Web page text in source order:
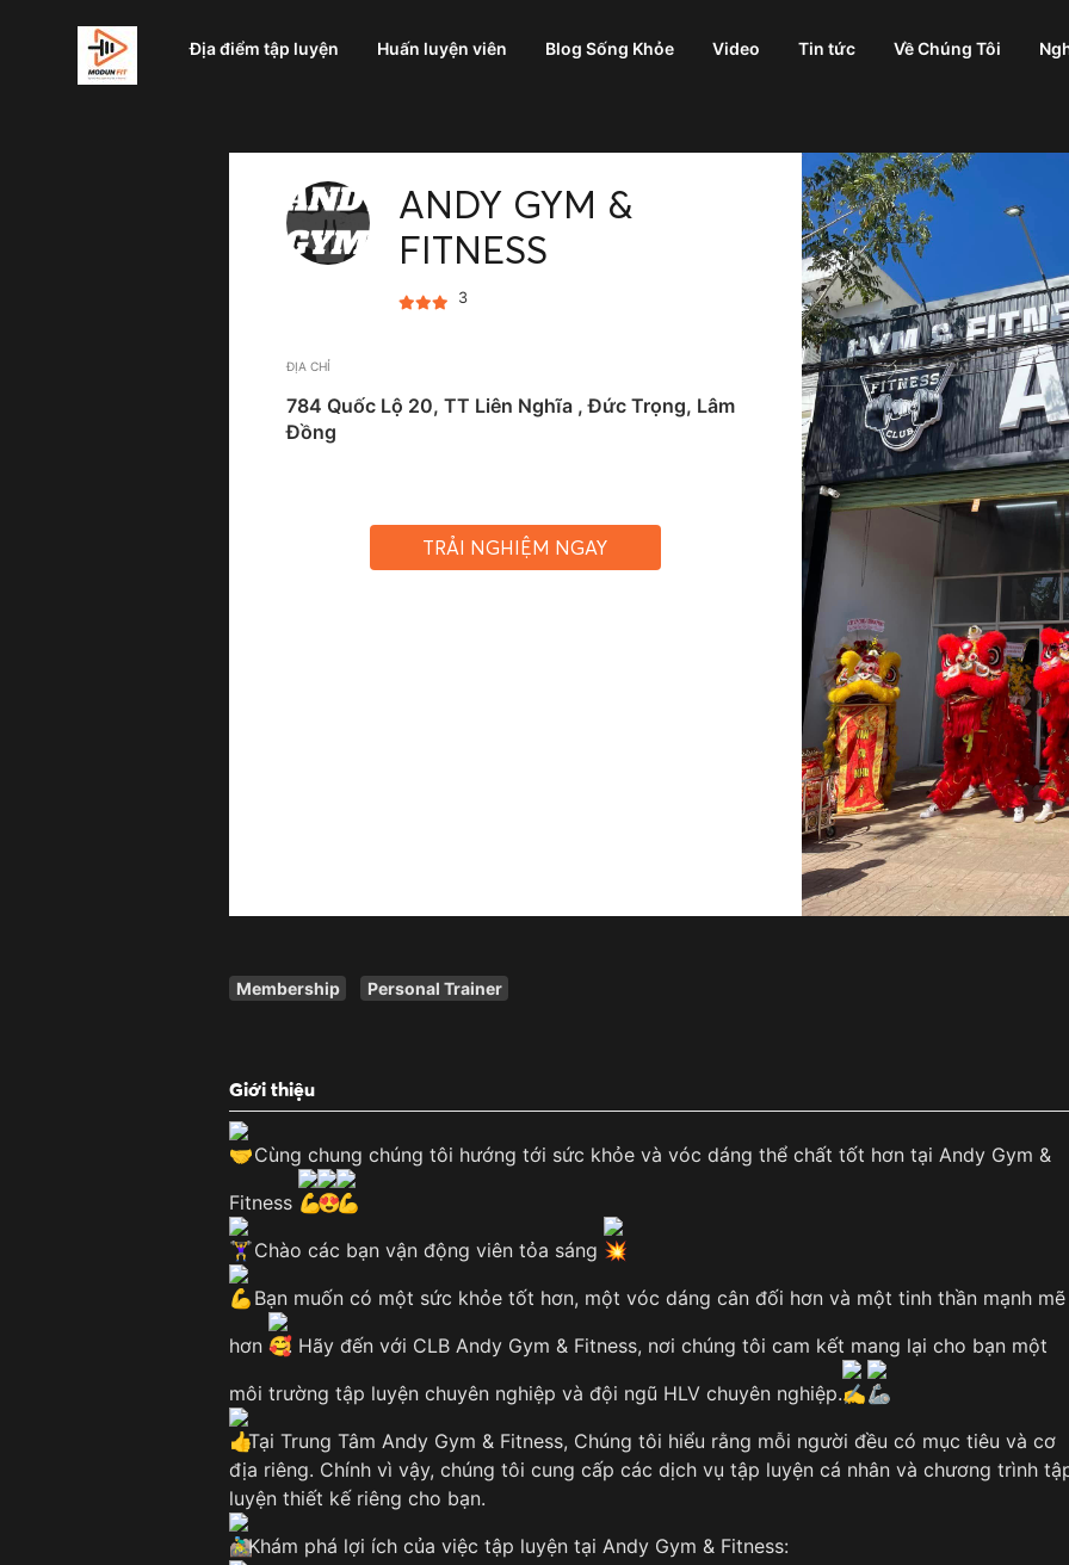
Địa điểm tập luyện Huấn luyện viên Blog Sống Khỏe Video Tin tức Về Chúng Tôi
ANDY GYM &
FITNESS
3
ĐỊA CHỈ
784 Quốc Lộ 20, TT Liên Nghĩa , Đức Trọng, Lâm
Đồng
TRẢI NGHIỆM NGAY
Membership Personal Trainer
Giới thiệu
Cùng chung chúng tôi hướng tới sức khỏe và vóc dáng thể chất tốt hơn tại Andy Gym &
Fitness
Chào các bạn vận động viên tỏa sáng
Bạn muốn có một sức khỏe tốt hơn, một vóc dáng cân đối hơn và một tinh thần mạnh mẽ
hơn
. Hãy đến với CLB Andy Gym & Fitness, nơi chúng tôi cam kết mang lại cho bạn một
môi trường tập luyện chuyên nghiệp và đội ngũ HLV chuyên nghiệp.
Tại Trung Tâm Andy Gym & Fitness, Chúng tôi hiểu rằng mỗi người đều có mục tiêu và cơ
địa riêng. Chính vì vậy, chúng tôi cung cấp các dịch vụ tập luyện cá nhân và chương trình
luyện thiết kế riêng cho bạn.
Khám phá lợi ích của việc tập luyện tại Andy Gym & Fitness: